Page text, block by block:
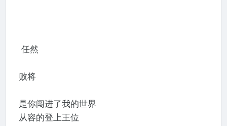
任然
败将
是你闯进了我的世界
从容的登上王位